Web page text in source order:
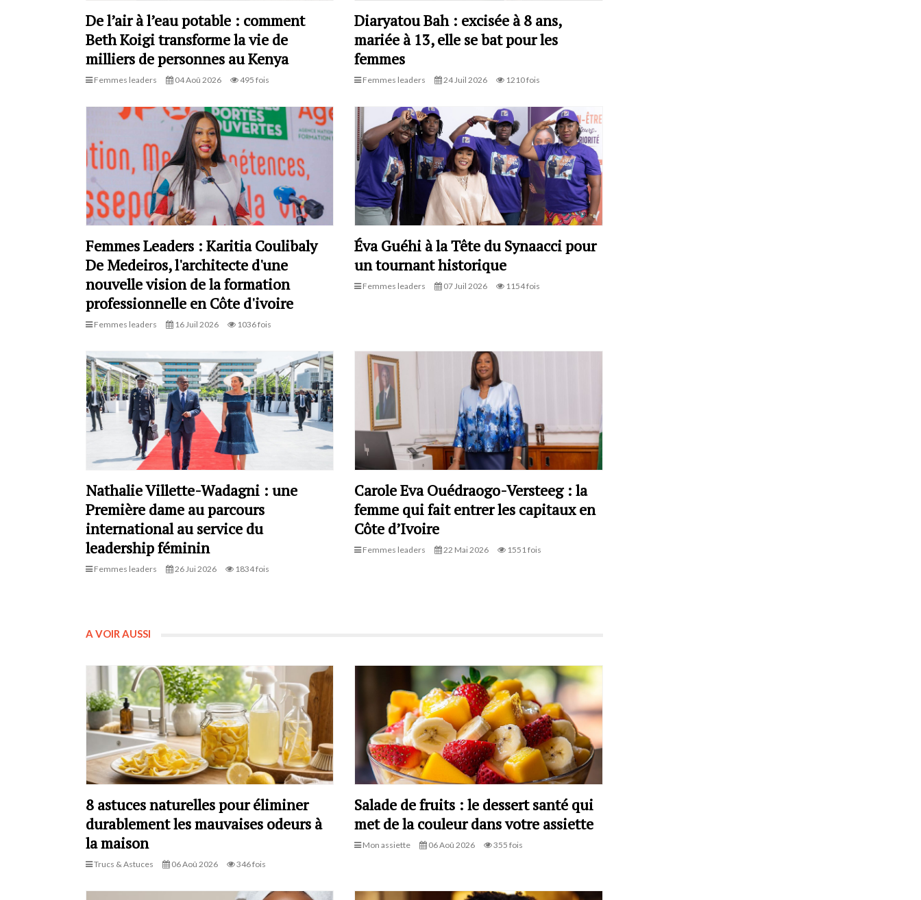
De l’air à l’eau potable : comment
Beth Koigi transforme la vie de
milliers de personnes au Kenya
Femmes leaders 04 Aoû 2026 495 fois
Diaryatou Bah : excisée à 8 ans,
mariée à 13, elle se bat pour les
femmes
Femmes leaders 24 Juil 2026 1210 fois
Femmes Leaders : Karitia Coulibaly
De Medeiros, l'architecte d'une
nouvelle vision de la formation
professionnelle en Côte d'ivoire
Femmes leaders 16 Juil 2026 1036 fois
Éva Guéhi à la Tête du Synaacci pour
un tournant historique
Femmes leaders 07 Juil 2026 1154 fois
Nathalie Villette-Wadagni : une
Première dame au parcours
international au service du
leadership féminin
Femmes leaders 26 Jui 2026 1834 fois
Carole Eva Ouédraogo-Versteeg : la
femme qui fait entrer les capitaux en
Côte d’Ivoire
Femmes leaders 22 Mai 2026 1551 fois
A VOIR AUSSI
8 astuces naturelles pour éliminer
durablement les mauvaises odeurs à
la maison
Trucs & Astuces 06 Aoû 2026 346 fois
Salade de fruits : le dessert santé qui
met de la couleur dans votre assiette
Mon assiette 06 Aoû 2026 355 fois